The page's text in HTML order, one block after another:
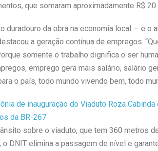
que somaram aproximadamente R$ 20
duradouro da obra na economia local — e
a geração contínua de empregos.
somente o trabalho dignifica o ser
emprego gera mais salário, salário
o país, todo mundo vivendo bem, todo
sobre o viaduto, que tem 360 metros
o DNIT elimina a passagem de nível e